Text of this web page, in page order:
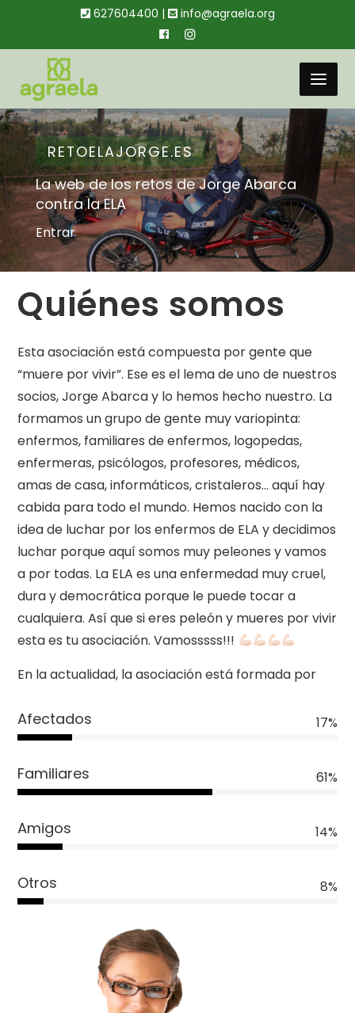
627604400 | info@agraela.org
RETOELAJORGE.ES
La web de los retos de Jorge Abarca
contra la ELA
Entrar
Quiénes somos
Esta asociación está compuesta por gente que
“muere por vivir”. Ese es el lema de uno de nuestros
socios, Jorge Abarca y lo hemos hecho nuestro. La
formamos un grupo de gente muy variopinta:
enfermos, familiares de enfermos, logopedas,
enfermeras, psicólogos, profesores, médicos,
amas de casa, informáticos, cristaleros… aquí hay
cabida para todo el mundo. Hemos nacido con la
idea de luchar por los enfermos de ELA y decidimos
luchar porque aquí somos muy peleones y vamos
a por todas. La ELA es una enfermedad muy cruel,
dura y democrática porque le puede tocar a
cualquiera. Así que si eres peleón y mueres por vivir
esta es tu asociación. Vamosssss!!!
En la actualidad, la asociación está formada por
Afectados 17%
Familiares 61%
Amigos 14%
Otros 8%